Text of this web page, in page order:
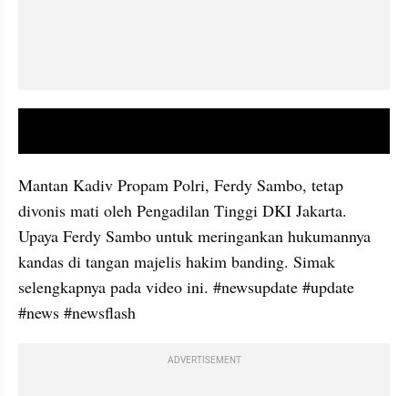
Mantan Kadiv Propam Polri, Ferdy Sambo, tetap
divonis mati oleh Pengadilan Tinggi DKI Jakarta.
Upaya Ferdy Sambo untuk meringankan hukumannya
kandas di tangan majelis hakim banding. Simak
selengkapnya pada video ini. #newsupdate #update
#news #newsflash
ADVERTISEMENT